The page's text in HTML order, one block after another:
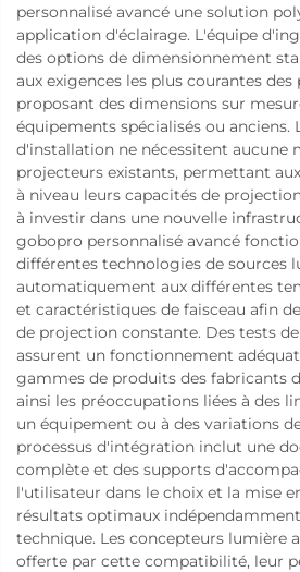
personnalisé avancé une solution
application d'éclairage. L'équipe
des options de dimensionnement
aux exigences les plus courantes
proposant des dimensions sur
équipements spécialisés ou anciens.
d'installation ne nécessitent aucune
projecteurs existants, permettant
à niveau leurs capacités de
à investir dans une nouvelle
gobopro personnalisé avancé
différentes technologies de sources
automatiquement aux différentes
et caractéristiques de faisceau afin
de projection constante. Des tests
assurent un fonctionnement
gammes de produits des fabricants
ainsi les préoccupations liées à des
un équipement ou à des variations
processus d'intégration inclut une
complète et des supports
l'utilisateur dans le choix et la mise
résultats optimaux
technique. Les concepteurs lumière
offerte par cette compatibilité, leur